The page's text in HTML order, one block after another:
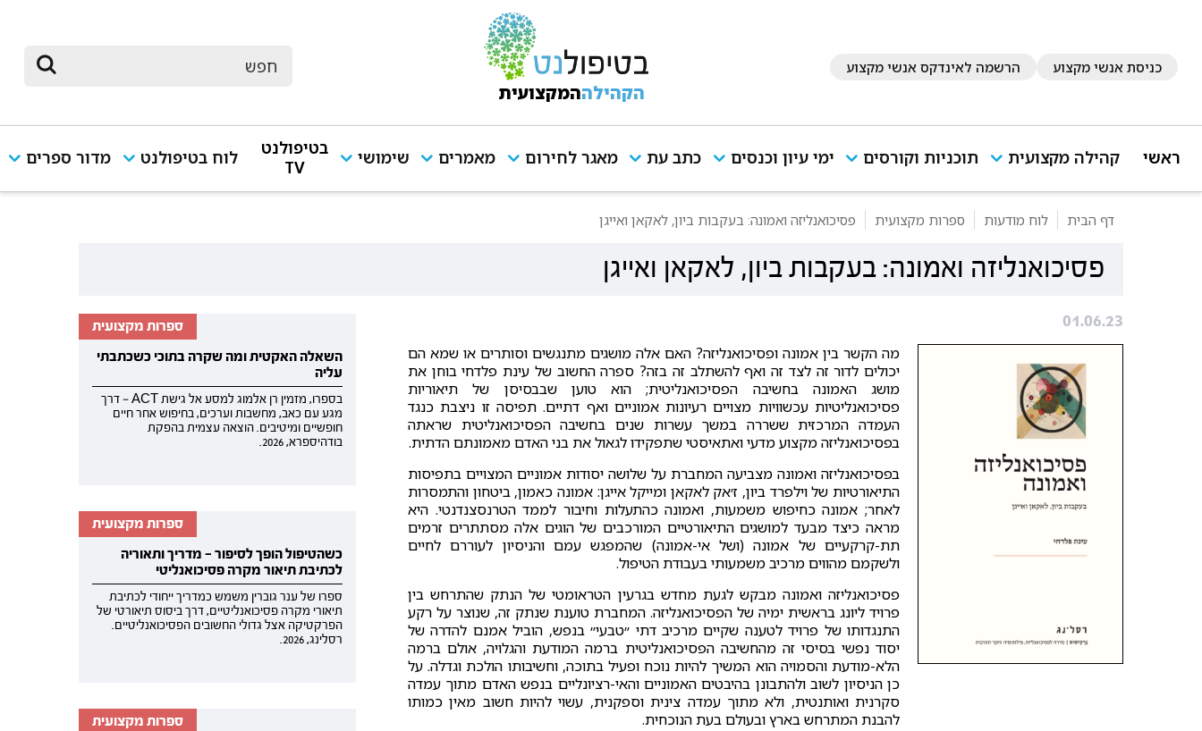
כניסת אנשי מקצוע הרשמה לאינדקס אנשי מקצוע
הקהילההמקצועית
ראשי קהילה מקצועית תוכניות וקורסים ימי עיון וכנסים כתב עת מאגר לחירום מאמרים שימושי
בטיפולנט
TV
לוח בטיפולנט מדור ספרים
דף הבית לוח מודעות ספרות מקצועית פסיכואנליזה ואמונה: בעקבות ביון, לאקאן ואייגן
פסיכואנליזה ואמונה: בעקבות ביון, לאקאן ואייגן
01.06.23
מה הקשר בין אמונה ופסיכואנליזה? האם אלה מושגים מתנגשים וסותרים או שמא הם
יכולים לדור זה לצד זה ואף להשתלב זה בזה? ספרה החשוב של עינת פלדחי בוחן את
מושג האמונה בחשיבה הפסיכואנליטית; הוא טוען שבבסיסן של תיאוריות
פסיכואנליטיות עכשוויות מצויים רעיונות אמוניים ואף דתיים. תפיסה זו ניצבת כנגד
העמדה המרכזית ששררה במשך עשרות שנים בחשיבה הפסיכואנליטית שראתה
בפסיכואנליזה מקצוע מדעי ואתאיסטי שתפקידו לגאול את בני האדם מאמונתם הדתית.
בפסיכואנליזה ואמונה מצביעה המחברת על שלושה יסודות אמוניים המצויים בתפיסות
התיאורטיות של וילפרד ביון, ז׳אק לאקאן ומייקל אייגן: אמונה כאמון, ביטחון והתמסרות
לאחר; אמונה כחיפוש משמעות, ואמונה כהתעלות וחיבור לממד הטרנסצנדנטי. היא
מראה כיצד מבעד למושגים התיאורטיים המורכבים של הוגים אלה מסתתרים זרמים
תת-קרקעיים של אמונה (ושל אי-אמונה) שהמפגש עמם והניסיון לעוררם לחיים
ולשקמם מהווים מרכיב משמעותי בעבודת הטיפול.
פסיכואנליזה ואמונה מבקש לגעת מחדש בגרעין הטראומטי של הנתק שהתרחש בין
פרויד ליונג בראשית ימיה של הפסיכואנליזה. המחברת טוענת שנתק זה, שנוצר על רקע
התנגדותו של פרויד לטענה שקיים מרכיב דתי ״טבעי״ בנפש, הוביל אמנם להדרה של
יסוד נפשי בסיסי זה מהחשיבה הפסיכואנליטית ברמה המודעת והגלויה, אולם ברמה
הלא-מודעת והסמויה הוא המשיך להיות נוכח ופעיל בתוכה, וחשיבותו הולכת וגדלה. על
כן הניסיון לשוב ולהתבונן בהיבטים האמוניים והאי-רציונליים בנפש האדם מתוך עמדה
סקרנית ואותנטית, ולא מתוך עמדה צינית וספקנית, עשוי להיות חשוב מאין כמותו
להבנת המתרחש בארץ ובעולם בעת הנוכחית.
ספרות מקצועית
השאלה האקטית ומה שקרה בתוכי כשכתבתי
עליה
בספרו, מזמין רן אלמוג למסע אל גישת ACT — דרך
מגע עם כאב, מחשבות וערכים, בחיפוש אחר חיים
חופשיים ומיטיבים. הוצאה עצמית בהפקת
בודהיספרא, 2026.
ספרות מקצועית
כשהטיפול הופך לסיפור — מדריך ותאוריה
לכתיבת תיאור מקרה פסיכואנליטי
ספרו של ענר גוברין משמש כמדריך ייחודי לכתיבת
תיאורי מקרה פסיכואנליטיים, דרך ביסוס תיאורטי של
הפרקטיקה אצל גדולי החשובים הפסיכואנליטיים.
רסלינג, 2026.
ספרות מקצועית